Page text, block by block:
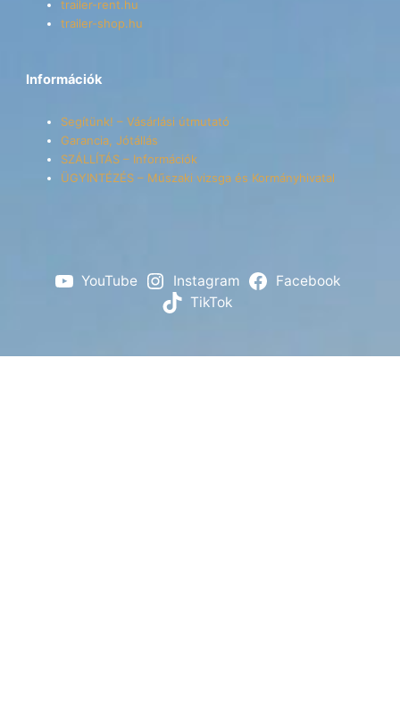
trailer-rent.hu
trailer-shop.hu
Információk
Segítünk! – Vásárlási útmutató
Garancia, Jótállás
SZÁLLÍTÁS – Információk
ÜGYINTÉZÉS – Műszaki vizsga és Kormányhivatal
YouTube Instagram
Facebook
TikTok